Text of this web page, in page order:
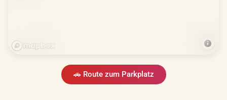
🚗 Route zum Parkplatz